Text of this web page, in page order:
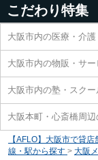
こだわり特集
大阪市内の医療・介
大阪市内の物販・サ
大阪市内の塾・スク
大阪本町・心斎橋周
【AFLO】大阪市で貸
線・駅から探す > 大阪